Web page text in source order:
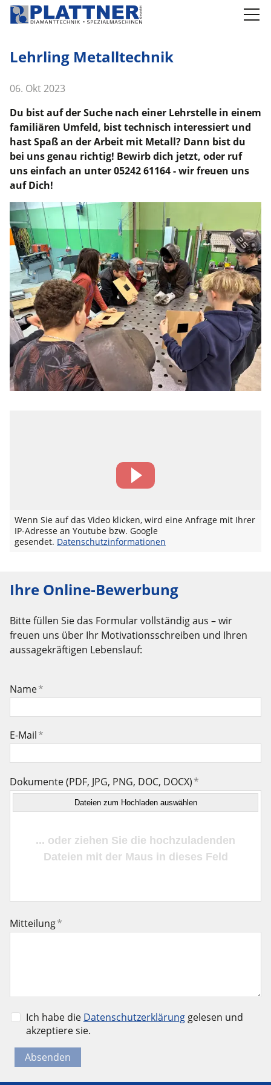
Unternehmen
News
Jobs
Kontakt
Switch to English Version
Lehrling Metalltechnik
06. Okt 2023
Du bist auf der Suche nach einer Lehrstelle in einem
familiären Umfeld, bist technisch interessiert und
hast Spaß an der Arbeit mit Metall? Dann bist du
bei uns genau richtig! Bewirb dich jetzt, oder ruf
uns einfach an unter 05242 61164 - wir freuen uns
auf Dich!
Wenn Sie auf das Video klicken, wird eine Anfrage mit Ihrer
IP-Adresse an Youtube bzw. Google
gesendet. Datenschutzinformationen
Ihre Online-Bewerbung
Bitte füllen Sie das Formular vollständig aus – wir
freuen uns über Ihr Motivationsschreiben und Ihren
aussagekräftigen Lebenslauf:
Name*
E-Mail*
Dokumente (PDF, JPG, PNG, DOC, DOCX)*
Mitteilung*
Ich habe die Datenschutzerklärunggelesen und
akzeptiere sie.
Absenden